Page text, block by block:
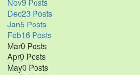
Nov9 Posts
Dec23 Posts
Jan5 Posts
Feb16 Posts
Mar0 Posts
Apr0 Posts
May0 Posts